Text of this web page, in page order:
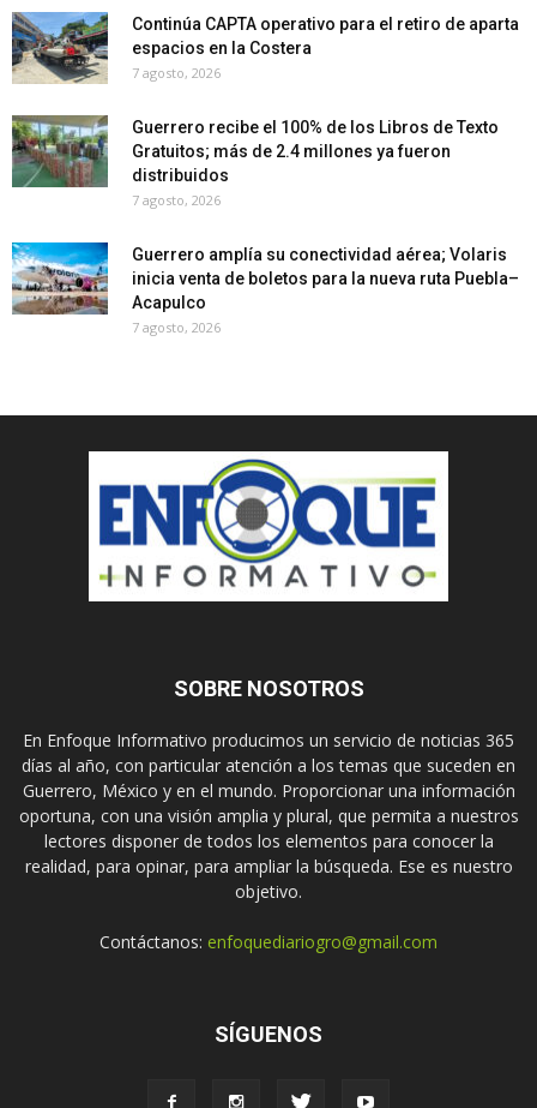
Continúa CAPTA operativo para el retiro de aparta
espacios en la Costera
7 agosto, 2026
Guerrero recibe el 100% de los Libros de Texto
Gratuitos; más de 2.4 millones ya fueron
distribuidos
7 agosto, 2026
Guerrero amplía su conectividad aérea; Volaris
inicia venta de boletos para la nueva ruta Puebla–
Acapulco
7 agosto, 2026
SOBRE NOSOTROS
En Enfoque Informativo producimos un servicio de noticias 365
días al año, con particular atención a los temas que suceden en
Guerrero, México y en el mundo. Proporcionar una información
oportuna, con una visión amplia y plural, que permita a nuestros
lectores disponer de todos los elementos para conocer la
realidad, para opinar, para ampliar la búsqueda. Ese es nuestro
objetivo.
Contáctanos: enfoquediariogro@gmail.com
SÍGUENOS